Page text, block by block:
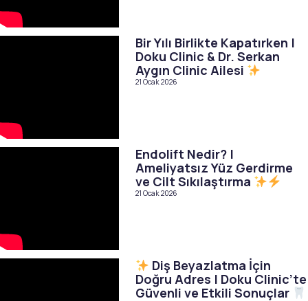
Bir Yılı Birlikte Kapatırken |
Doku Clinic & Dr. Serkan
Aygın Clinic Ailesi
21 Ocak 2026
Endolift Nedir? |
Ameliyatsız Yüz Gerdirme
ve Cilt Sıkılaştırma
21 Ocak 2026
Diş Beyazlatma İçin
Doğru Adres | Doku Clinic’te
Güvenli ve Etkili Sonuçlar